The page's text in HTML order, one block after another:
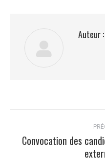
Auteur :
Navigation
article
Convocation des